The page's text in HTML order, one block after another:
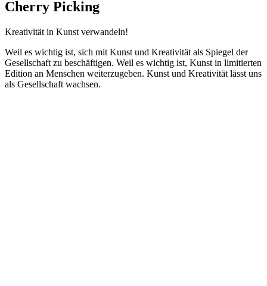
Cherry Picking
Kreativität in Kunst verwandeln!
Weil es wichtig ist, sich mit Kunst und Kreativität als Spiegel der
Gesellschaft zu beschäftigen. Weil es wichtig ist, Kunst in limitierten
Edition an Menschen weiterzugeben. Kunst und Kreativität lässt uns
als Gesellschaft wachsen.